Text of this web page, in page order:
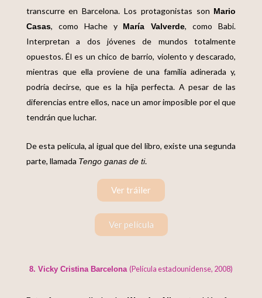
transcurre en Barcelona. Los protagonistas son Mario
Casas, como Hache y María Valverde, como Babi.
Interpretan a dos jóvenes de mundos totalmente
opuestos. Él es un chico de barrio, violento y descarado,
mientras que ella proviene de una familia adinerada y,
podría decirse, que es la hija perfecta. A pesar de las
diferencias entre ellos, nace un amor imposible por el que
tendrán que luchar.
De esta película, al igual que del libro, existe una segunda
parte, llamada Tengo ganas de ti.
Ver tráiler
Ver película
8. Vicky Cristina Barcelona (Película estadounidense, 2008)